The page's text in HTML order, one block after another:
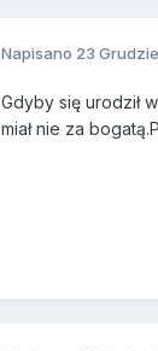
Napisano 23
Gdyby się urodził
miał nie za